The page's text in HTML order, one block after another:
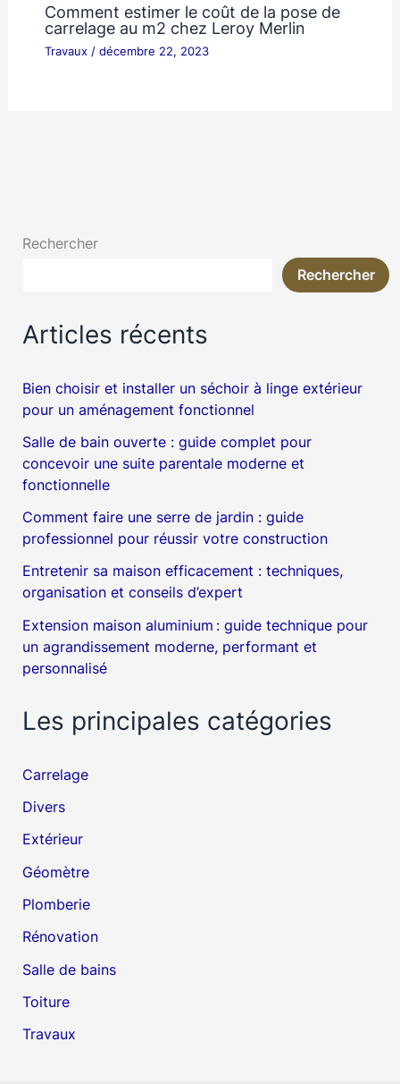
Comment estimer le coût de la pose de
carrelage au m2 chez Leroy Merlin
Travaux/ décembre 22, 2023
Rechercher
Rechercher
Articles récents
Bien choisir et installer un séchoir à linge extérieur
pour un aménagement fonctionnel
Salle de bain ouverte : guide complet pour
concevoir une suite parentale moderne et
fonctionnelle
Comment faire une serre de jardin : guide
professionnel pour réussir votre construction
Entretenir sa maison efficacement : techniques,
organisation et conseils d’expert
Extension maison aluminium : guide technique pour
un agrandissement moderne, performant et
personnalisé
Les principales catégories
Carrelage
Divers
Extérieur
Géomètre
Plomberie
Rénovation
Salle de bains
Toiture
Travaux